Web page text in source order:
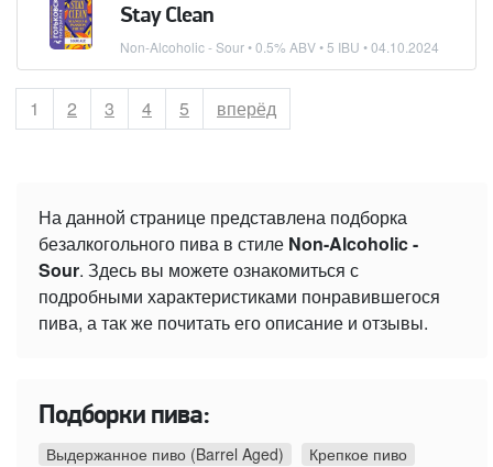
Stay Clean
Non-Alcoholic - Sour• 0.5% ABV • 5 IBU •04.10.2024
Страница
1 Страница
2 Страница
3 Страница
4 Страница
5 вперёд
На данной странице представлена подборка
безалкогольного пива в стиле Non-Alcoholic -
Sour. Здесь вы можете ознакомиться с
подробными характеристиками понравившегося
пива, а так же почитать его описание и отзывы.
Подборки пива:
Выдержанное пиво (Barrel Aged)
Крепкое пиво